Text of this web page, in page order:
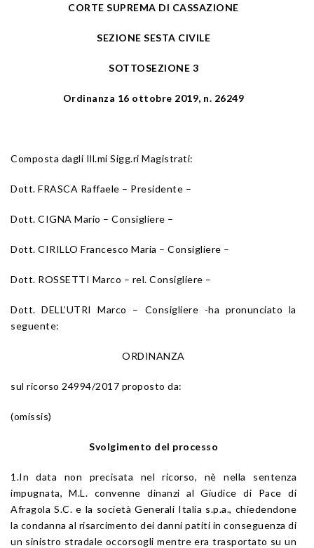
CORTE SUPREMA DI CASSAZIONE
SEZIONE SESTA CIVILE
SOTTOSEZIONE 3
Ordinanza 16 ottobre 2019, n. 26249
Composta dagli Ill.mi Sigg.ri Magistrati:
Dott. FRASCA Raffaele – Presidente –
Dott. CIGNA Mario – Consigliere –
Dott. CIRILLO Francesco Maria – Consigliere –
Dott. ROSSETTI Marco – rel. Consigliere –
Dott. DELL’UTRI Marco – Consigliere -ha pronunciato la
seguente:
ORDINANZA
sul ricorso 24994/2017 proposto da:
(omissis)
Svolgimento del processo
1.In data non precisata nel ricorso, nè nella sentenza
impugnata, M.L. convenne dinanzi al Giudice di Pace di
Afragola S.C. e la società Generali Italia s.p.a., chiedendone
la condanna al risarcimento dei danni patiti in conseguenza di
un sinistro stradale occorsogli mentre era trasportato su un